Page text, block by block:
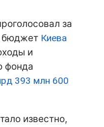
за
бюджет Киева
и
фонда
393 млн 600
известно,